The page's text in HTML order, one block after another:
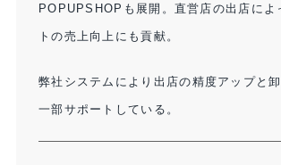
POPUPSHOPも展開。直営店の出店によ
トの売上向上にも貢献。​
弊社システムにより出店の精度アップと
一部サポートしている。​